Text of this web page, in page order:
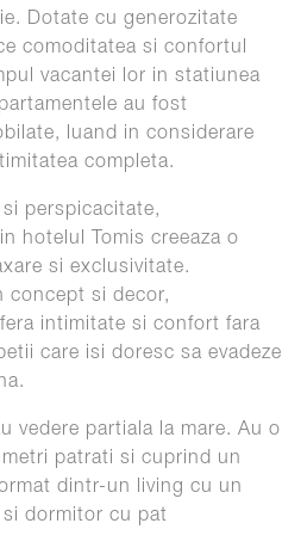
Dotate cu generozitate
comoditatea si confortul
vacantei lor in statiunea
au fost
luand in considerare
completa.
si perspicacitate,
hotelul Tomis creeaza o
si exclusivitate.
concept si decor,
intimitate si confort fara
care isi doresc sa evadeze
vedere partiala la mare. Au o
patrati si cuprind un
dintr-un living cu un
dormitor cu pat